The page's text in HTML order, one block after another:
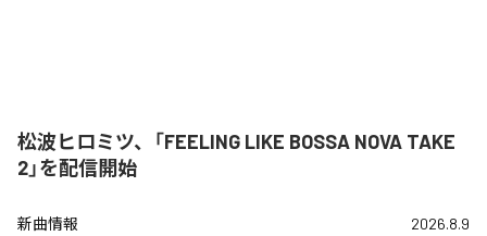
松波ヒロミツ、「FEELING LIKE BOSSA NOVA TAKE
2」を配信開始
新曲情報 2026.8.9